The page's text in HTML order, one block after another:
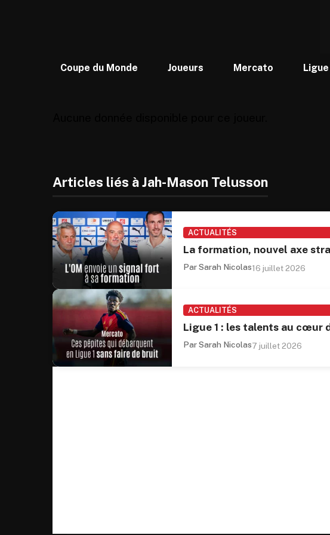
Coupe du Monde Joueurs Mercato Ligue
Articles liés à Jah-Mason Telusson
ACTUALITÉS
La formation, nouvel axe
Par Sarah Nicolas16 juillet 2026
ACTUALITÉS
Ligue 1 : les talents au cœur
Par Sarah Nicolas7 juillet 2026